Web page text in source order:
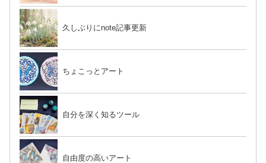
久しぶりにnote記事更新
ちょこっとアート
自分を深く知るツール
自由度の高いアート